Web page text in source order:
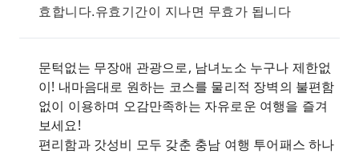
효합니다.유효기간이 지나면 무효가 됩니다
문턱없는 무장애 관광으로, 남녀노소 누구나 제한없
이! 내마음대로 원하는 코스를 물리적 장벽의 불편함
없이 이용하며 오감만족하는 자유로운 여행을 즐겨
보세요!
편리함과 갓성비 모두 갖춘 충남 여행 투어패스 하나